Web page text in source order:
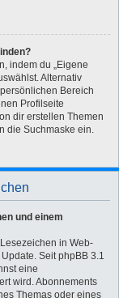
indem du „Eigene
Alternativ
Bereich
Profilseite
dir erstellen Themen
die Suchmaske ein.
und einem
in Web-
Seit phpBB 3.1
eine
wird. Abonnements
Themas oder eines